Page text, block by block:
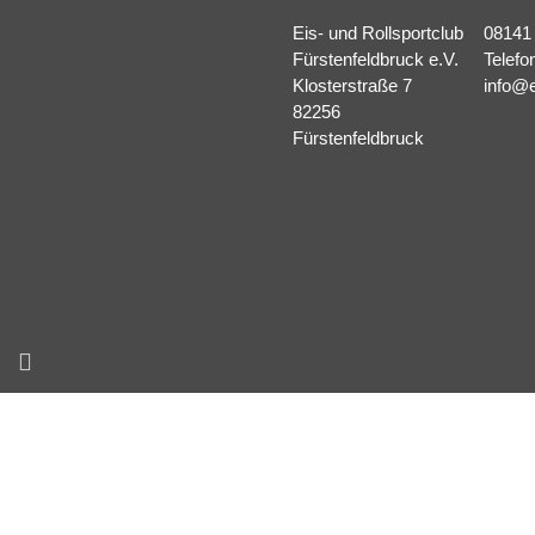
Eis- und Rollsportclub
Fürstenfeldbruck e.V.
Klosterstraße 7
82256
Fürstenfeldbruck